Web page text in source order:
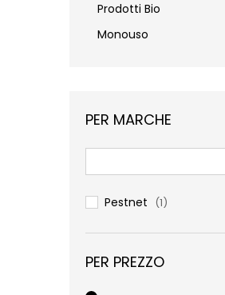
Prodotti Bio
Monouso
PER MARCHE
Pestnet (1)
PER PREZZO